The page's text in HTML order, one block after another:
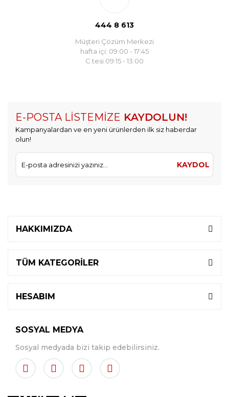
444 8 613
Müşteri Çözüm Merkezi
hafta içi: 09:00 - 17:45
C.tesi 09:15 - 13:00
E-POSTA LİSTEMİZE KAYDOLUN!
Kampanyalardan ve en yeni ürünlerden ilk siz haberdar
olun!
KAYDOL
HAKKIMIZDA
TÜM KATEGORİLER
HESABIM
SOSYAL MEDYA
Sosyal medyada bizi takip edebilirsiniz.